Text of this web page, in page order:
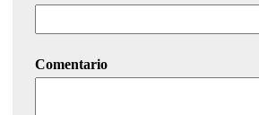
Comentario